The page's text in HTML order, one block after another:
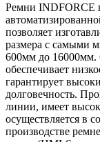
Ремни INDFORCE
позволяет
размера с самыми
600мм до 16000мм.
обеспечивает
гарантирует
долговечность.
линии, имеет
осуществляется в
производстве